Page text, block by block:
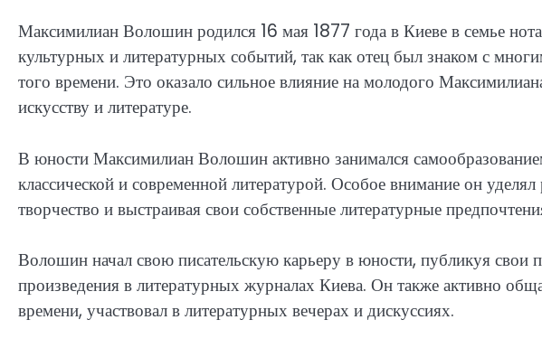
Максимилиан Волошин родился 16 мая 1877 года в Киеве в семье
культурных и литературных событий, так как отец был знаком с
того времени. Это оказало сильное влияние на молодого
искусству и литературе.
В юности Максимилиан Волошин активно занимался
классической и современной литературой. Особое внимание он
творчество и выстраивая свои собственные литературные
Волошин начал свою писательскую карьеру в юности, публикуя свои
произведения в литературных журналах Киева. Он также активно
времени, участвовал в литературных вечерах и дискуссиях.